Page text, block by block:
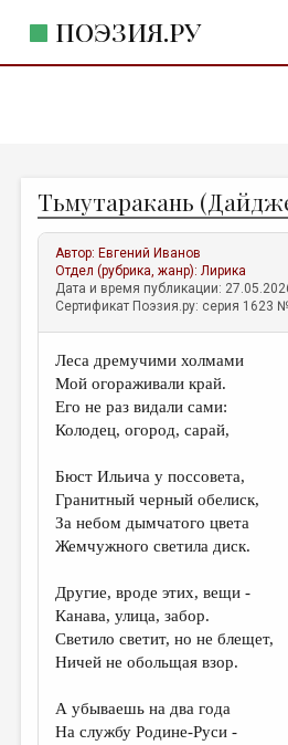
ПОЭЗИЯ.РУ
ЖАНРЫ
АВТОРЫ
КОММЕНТАРИИ
ЛИТСАЛОН
НОВОСТИ
ПРАВИЛА САЙТА
ИЗБРАННОЕ
ДАЙДЖЕСТ
ПЕРЕВОДЫ
КОНКУРСЫ
КНИЖНАЯ ПОЛКА
Тьмутаракань
Автор: Евгений Иванов
Отдел (рубрика, жанр):Лирика
Дата и время публикации:
Сертификат Поэзия.ру: серия 1623
Леса дремучими холмами
Мой огораживали край.
Его не раз видали сами:
Колодец, огород, сарай,
Бюст Ильича у поссовета,
Гранитный черный обелиск,
За небом дымчатого цвета
Жемчужного светила диск.
Другие, вроде этих, вещи -
Канава, улица, забор.
Светило светит, но не блещет,
Ничей не обольщая взор.
А убываешь на два года
На службу Родине-Руси -